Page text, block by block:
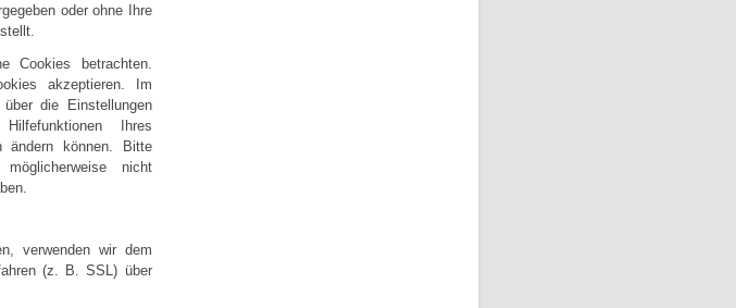
oder ohne Ihre
Cookies betrachten.
akzeptieren. Im
die Einstellungen
Ihres
ändern können. Bitte
nicht
verwenden wir dem
(z. B. SSL) über